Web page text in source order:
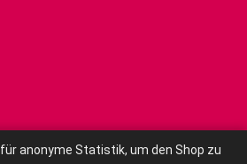
anonyme Statistik, um den Shop zu